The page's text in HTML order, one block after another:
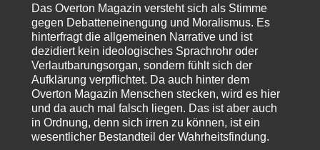
Vielen Dank, hatte ich nicht auf dem Schirm, weil ich ihn nicht mehr
lese. Beweist…
garnovor 16 Stunden zu:
Absurde Debatte um Ceuta-„Invasion“ durch Marokko
vertieft EU-Spaltung
Gratuliere, du hast erkannt wer hier der Bösewicht ist. Dann kann es ja
gar nicht…
Schattenlandvor 17 Stunden zu:
Unkabarettistische Anstalten
Dem schließe ich mich 100 pro an - das deutsche politische Kabarett ist
Das Overton Magazin versteht sich als Stimme
gegen Debatteneinengung und Moralismus. Es
hinterfragt die allgemeinen Narrative und ist
dezidiert kein ideologisches Sprachrohr oder
Verlautbarungsorgan, sondern fühlt sich der
Aufklärung verpflichtet. Da auch hinter dem
Overton Magazin Menschen stecken, wird es hier
und da auch mal falsch liegen. Das ist aber auch
in Ordnung, denn sich irren zu können, ist ein
wesentlicher Bestandteil der Wahrheitsfindung.